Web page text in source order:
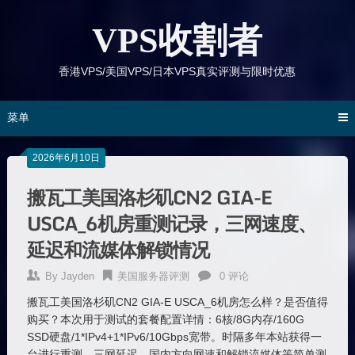
VPS收割者
香港VPS/美国VPS/日本VPS真实评测与限时优惠
菜单
2026年6月10日
搬瓦工美国洛杉矶CN2 GIA-E
USCA_6机房重测记录，三网速度、
延迟和流媒体解锁情况
By Jayden 美国服务器评测 0 评论
搬瓦工美国洛杉矶CN2 GIA-E USCA_6机房怎么样？是否值得
购买？本次用于测试的套餐配置详情：6核/8G内存/160G
SSD硬盘/1*IPv4+1*IPv6/10Gbps宽带。时隔多年本站获得一